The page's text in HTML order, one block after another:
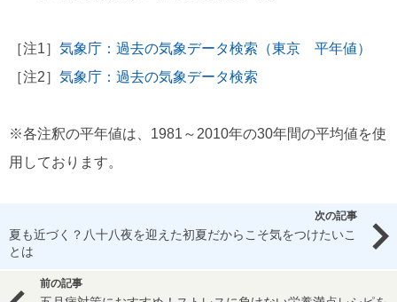
［注1］ 気象庁：過去の気象データ検索（東京 平年値）
［注2］ 気象庁：過去の気象データ検索
※各注釈の平年値は、1981～2010年の30年間の平均値を使
用しております。
次の記事
夏も近づく？八十八夜を迎えた初夏だからこそ気をつけたいこ
とは
前の記事